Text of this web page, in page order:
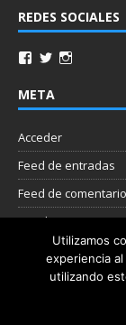
REDES SOCIALES
META
Acceder
Feed de entradas
Feed de
WordPress.org
Nube de etiquetas
Copyright
Utilizamos
experiencia
utilizando